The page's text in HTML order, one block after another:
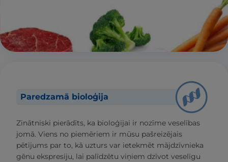
Paredzamā bioloģija
Zinātniski pierādīts, ka bioloģijai ir nozīme veselības
jomā. Viens no piemēriem ir mūsu pašreizējais
pētījums par to, kā uzturs var ietekmēt mājdzīvnieka
gēnu ekspresiju, lai palīdzētu viņiem dzīvot veselīgu